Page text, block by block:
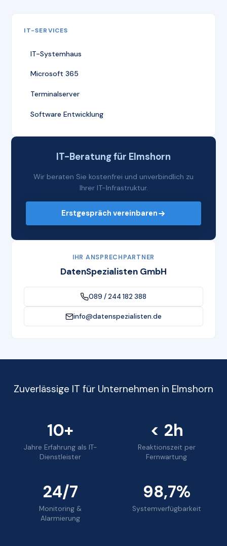
IT-SERVICES
IT-Systemhaus
Microsoft 365
Terminalserver
Software Entwicklung
IT-Beratung für Elmshorn
Wir beraten Sie kostenfrei und unverbindlich zu
Ihrer IT-Infrastruktur.
Erstgespräch vereinbaren
IHR ANSPRECHPARTNER
DatenSpezialisten GmbH
089 / 244 182 388
info@datenspezialisten.de
Zuverlässige IT für Unternehmen in Elmshorn
10+
Jahre Erfahrung als IT-
Dienstleister
< 2h
Reaktionszeit per
Fernwartung
24/7
Monitoring &
Alarmierung
98,7%
Systemverfügbarkeit